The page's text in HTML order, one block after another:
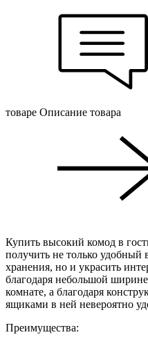
товаре Описание товара
Купить высокий комод в
получить не только удобный
хранения, но и украсить
благодаря небольшой
комнате, а благодаря
ящиками в ней невероятно
Преимущества: